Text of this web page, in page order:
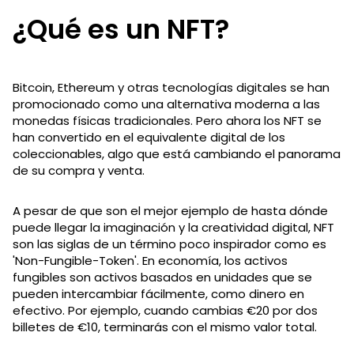
¿Qué es un NFT?
Bitcoin, Ethereum y otras tecnologías digitales se han
promocionado como una alternativa moderna a las
monedas físicas tradicionales. Pero ahora los NFT se
han convertido en el equivalente digital de los
coleccionables, algo que está cambiando el panorama
de su compra y venta.
A pesar de que son el mejor ejemplo de hasta dónde
puede llegar la imaginación y la creatividad digital, NFT
son las siglas de un término poco inspirador como es
'Non-Fungible-Token'. En economía, los activos
fungibles son activos basados en unidades que se
pueden intercambiar fácilmente, como dinero en
efectivo. Por ejemplo, cuando cambias €20 por dos
billetes de €10, terminarás con el mismo valor total.